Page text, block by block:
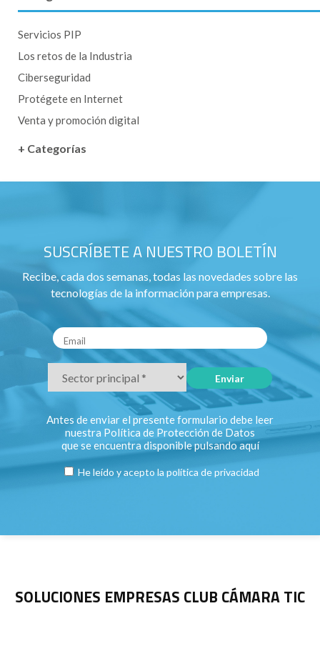
Servicios PIP
Los retos de la Industria
Ciberseguridad
Protégete en Internet
Venta y promoción digital
+ Categorías
SUSCRÍBETE A NUESTRO BOLETÍN
Recibe, cada dos semanas, todas las novedades sobre las
tecnologías de la información para empresas.
Antes de enviar el presente formulario debe leer
nuestra Política de Protección de Datos
que se encuentra disponible pulsandoaquí
He leído y acepto la política de privacidad
SOLUCIONES EMPRESAS CLUB CÁMARA TIC